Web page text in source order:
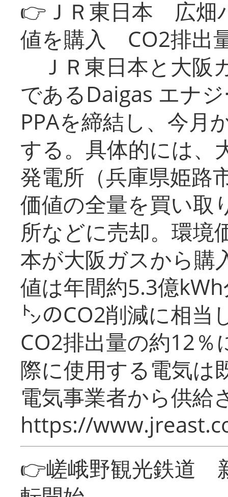
👉ＪＲ東日本 広畑
値を購入 CO2排出
ＪＲ東日本と大阪
であるDaigas エナ
PPAを締結し、今月
する。具体的には、
発電所（兵庫県姫路
価値の全量を買い取
所などに売却。環境
本が大阪ガスから購
値は年間約5.3億
㌧のCO2削減に相当
CO2排出量の約12％
際に使用する電気は
電気事業者から供給
https://
👉嵯峨野観光鉄道